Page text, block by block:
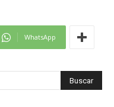
WhatsApp